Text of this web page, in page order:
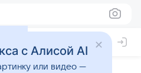
с Алисой AI
или видео —